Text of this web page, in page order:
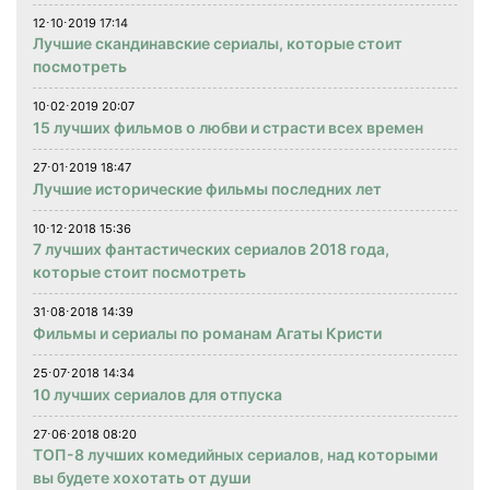
12⋅10⋅2019 17:14
Лучшие скандинавские сериалы, которые стоит
посмотреть
10⋅02⋅2019 20:07
15 лучших фильмов о любви и страсти всех времен
27⋅01⋅2019 18:47
Лучшие исторические фильмы последних лет
10⋅12⋅2018 15:36
7 лучших фантастических сериалов 2018 года,
которые стоит посмотреть
31⋅08⋅2018 14:39
Фильмы и сериалы по романам Агаты Кристи
25⋅07⋅2018 14:34
10 лучших сериалов для отпуска
27⋅06⋅2018 08:20
ТОП-8 лучших комедийных сериалов, над которыми
вы будете хохотать от души